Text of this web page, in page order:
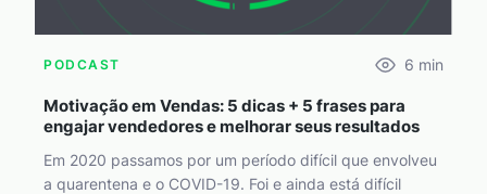
PODCAST 6 min
Motivação em Vendas: 5 dicas + 5 frases para
engajar vendedores e melhorar seus resultados
Em 2020 passamos por um período difícil que envolveu
a quarentena e o COVID-19. Foi e ainda está difícil